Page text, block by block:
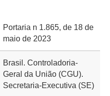
Portaria n 1.865, de 18 de
maio de 2023
Brasil. Controladoria-
Geral da União (CGU).
Secretaria-Executiva (SE)